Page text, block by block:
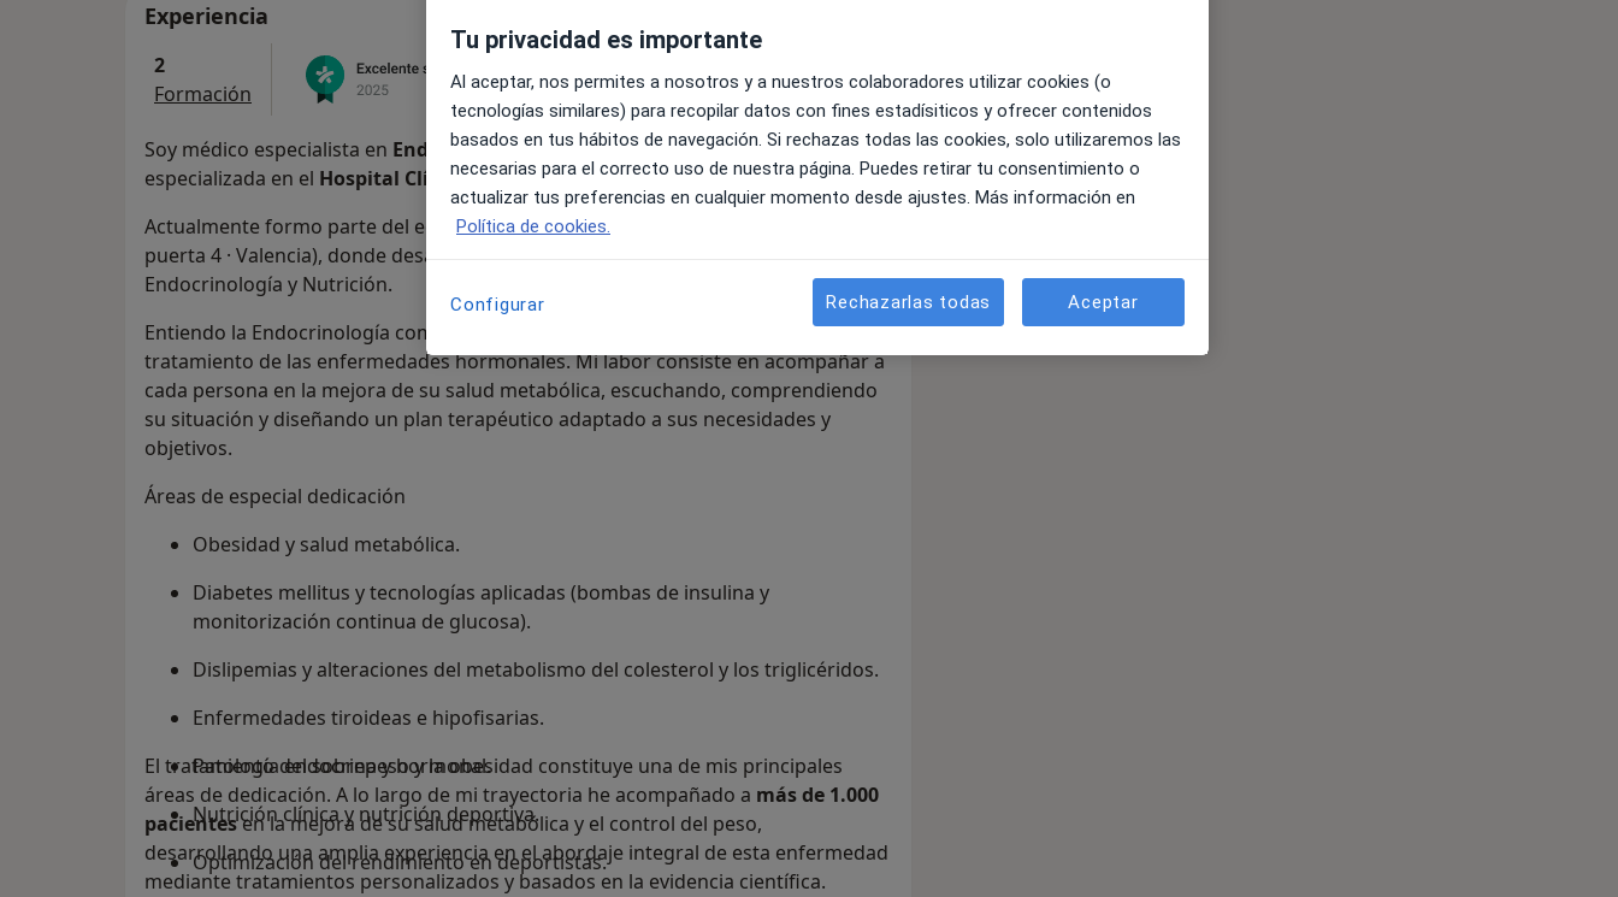
Experiencia
2
Formación
Soy médico especialista en Endocrinología y Nutrición, con formación
especializada en el Hospital Clínico Universitario de Valencia.
Actualmente formo parte del equipo deAFC Clínica Médica
puerta 4 · Valencia), donde desarrollo mi práctica clínica como especialista en
Endocrinología y Nutrición.
Entiendo la Endocrinología como una especialidad que va mucho más allá del
tratamiento de las enfermedades hormonales. Mi labor consiste en acompañar a
cada persona en la mejora de su salud metabólica, escuchando, comprendiendo
su situación y diseñando un plan terapéutico adaptado a sus necesidades y
objetivos.
Áreas de especial dedicación
Obesidad y salud metabólica.
Diabetes mellitus y tecnologías aplicadas (bombas de insulina y
monitorización continua de glucosa).
Dislipemias y alteraciones del metabolismo del colesterol y los triglicéridos.
Enfermedades tiroideas e hipofisarias.
Patología endocrina y hormonal.
Nutrición clínica y nutrición deportiva.
Optimización del rendimiento en deportistas.
El tratamiento del sobrepeso y la obesidad constituye una de mis principales
áreas de dedicación. A lo largo de mi trayectoria he acompañado a más de 1.000
pacientesen la mejora de su salud metabólica y el control del peso,
desarrollando una amplia experiencia en el abordaje integral de esta enfermedad
mediante tratamientos personalizados y basados en la evidencia científica.
Tu privacidad es importante
Al aceptar, nos permites a nosotros y a nuestros colaboradores utilizar cookies (o
tecnologías similares) para recopilar datos con fines estadísiticos y ofrecer contenidos
basados en tus hábitos de navegación. Si rechazas todas las cookies, solo utilizaremos las
necesarias para el correcto uso de nuestra página. Puedes retirar tu consentimiento o
actualizar tus preferencias en cualquier momento desde ajustes. Más información en
Política de cookies.
Configurar Rechazarlas todas Aceptar